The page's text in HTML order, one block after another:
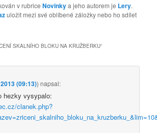
v rubriceNovinkya jeho autorem je Lery.
uložit mezi své oblíbené záložky nebo ho sdílet
SKALNÍHO BLOKU NA KRUŽBERKU“
(09:13))napsal:
hezky vysypalo:
clanek.php?